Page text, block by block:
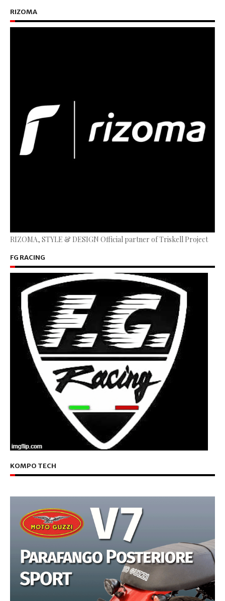
RIZOMA
RIZOMA, STYLE & DESIGN Official partner of Triskell Project
FG RACING
KOMPO TECH